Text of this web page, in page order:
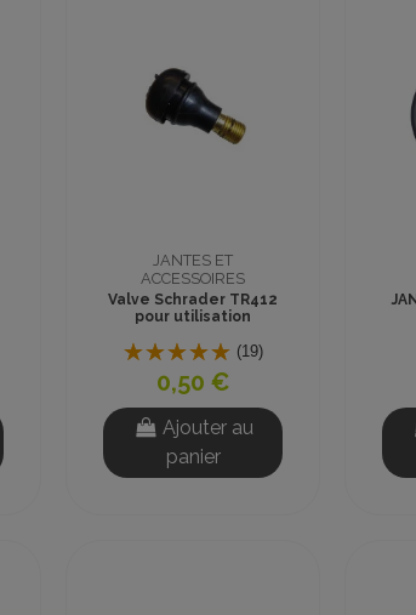
JANTES ET
ACCESSOIRES
Valve Schrader TR412
pour utilisation
(19)
0,50 €
Ajouter au
panier